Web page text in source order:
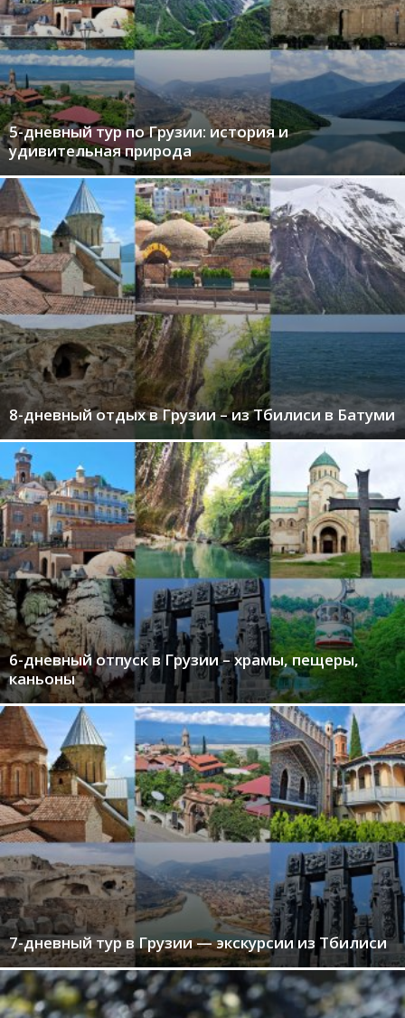
5-дневный тур по Грузии: история и
удивительная природа
8-дневный отдых в Грузии – из Тбилиси в Батуми
6-дневный отпуск в Грузии – храмы, пещеры,
каньоны
7-дневный тур в Грузии — экскурсии из Тбилиси